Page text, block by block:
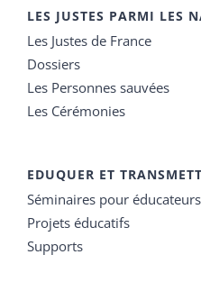
LES JUSTES PARMI LES
Les Justes de France
Dossiers
Les Personnes sauvées
Les Cérémonies
EDUQUER ET
Séminaires pour
Projets éducatifs
Supports